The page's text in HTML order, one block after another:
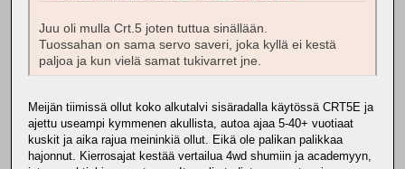
Juu oli mulla Crt.5 joten tuttua sinällään.
Tuossahan on sama servo saveri, joka kyllä ei kestä
paljoa ja kun vielä samat tukivarret jne.
Meijän tiimissä ollut koko alkutalvi sisäradalla käytössä CRT5E ja
ajettu useampi kymmenen akullista, autoa ajaa 5-40+ vuotiaat
kuskit ja aika rajua meininkiä ollut. Eikä ole palikan palikkaa
hajonnut. Kierrosajat kestää vertailua 4wd shumiin ja academyyn,